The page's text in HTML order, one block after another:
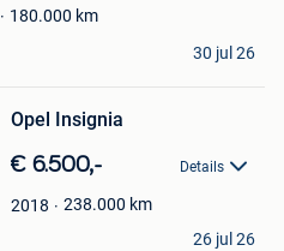
180.000 km
30 jul 26
Opel Insignia
€ 6.500,- Details
2018 238.000 km
26 jul 26